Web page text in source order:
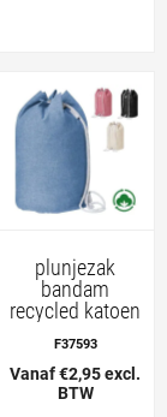
plunjezak
bandam
recycled katoen
F37593
Vanaf €2,95 excl.
BTW